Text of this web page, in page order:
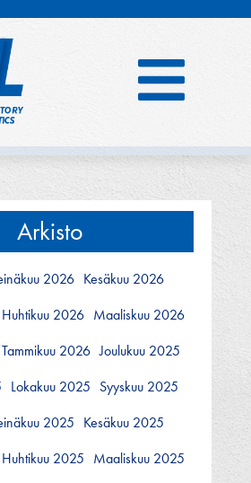
Arkisto
2026 Kesäkuu 2026
Huhtikuu 2026 Maaliskuu 2026
Tammikuu 2026 Joulukuu 2025
Lokakuu 2025 Syyskuu 2025
2025 Kesäkuu 2025
Huhtikuu 2025 Maaliskuu 2025